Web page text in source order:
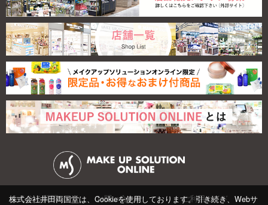
よくある質問 お問い合わせ ご利用ガイド
株式会社井田両国堂は、Cookieを使用しております。引き続き、Webサ